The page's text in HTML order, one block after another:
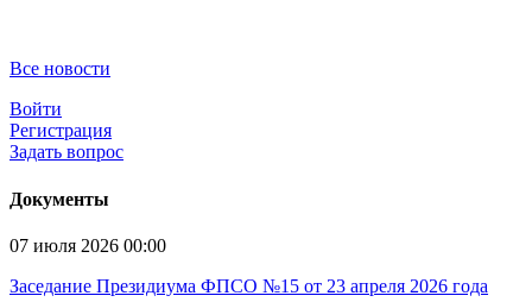
Все новости
Войти
Регистрация
Задать вопрос
Документы
07 июля 2026 00:00
Заседание Президиума ФПСО №15 от 23 апреля 2026 года